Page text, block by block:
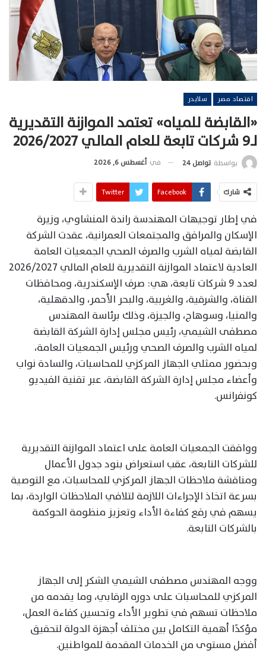
اقتصاد مصر سلايدر
«القابضة للمياه» تعتمد الموازنة التقديرية
لـ9 شركات تابعة للعام المالي 2026/2027
بواسطة تواصل 24 في أغسطس 6, 2026
شارك Facebook
Twitter
في إطار توجيهات المهندسة راندة المنشاوي، وزيرة
الإسكان والمرافق والمجتمعات العمرانية، عقدت الشركة
القابضة لمياه الشرب والصرف الصحي الجمعيات العامة
العادية لاعتماد الموازنة التقديرية للعام المالي 2026/2027
لعدد 9 شركات تابعة، هي: صرف الإسكندرية، ومحافظات
القناة، والشرقية، والغربية، والبحر الأحمر، والدقهلية،
والمنيا، وسوهاج، والجيزة، وذلك برئاسة المهندس
مصطفى الشيمي، رئيس مجلس إدارة الشركة القابضة
لمياه الشرب والصرف الصحي ورئيس الجمعيات العامة،
وبحضور ممثلي الجهاز المركزي للمحاسبات، والسادة نواب
وأعضاء مجلس إدارة الشركة القابضة، عبر تقنية الفيديو
كونفرانس.
ووافقت الجمعيات العامة على اعتماد الموازنة التقديرية
للشركات التابعة، عقب استعراض بنود جدول الأعمال
ومناقشة ملاحظات الجهاز المركزي للمحاسبات، مع التوصية
بسرعة اتخاذ الإجراءات اللازمة لتلافي الملاحظات الواردة، بما
يسهم في رفع كفاءة الأداء وتعزيز منظومة الحوكمة
بالشركات التابعة.
ووجه المهندس مصطفى الشيمي الشكر إلى الجهاز
المركزي للمحاسبات على دوره الرقابي، وما يقدمه من
ملاحظات تسهم في تطوير الأداء وتحسين كفاءة العمل،
مؤكدًا أهمية التكامل بين مختلف أجهزة الدولة لتحقيق
أفضل مستوى من الخدمات المقدمة للمواطنين.